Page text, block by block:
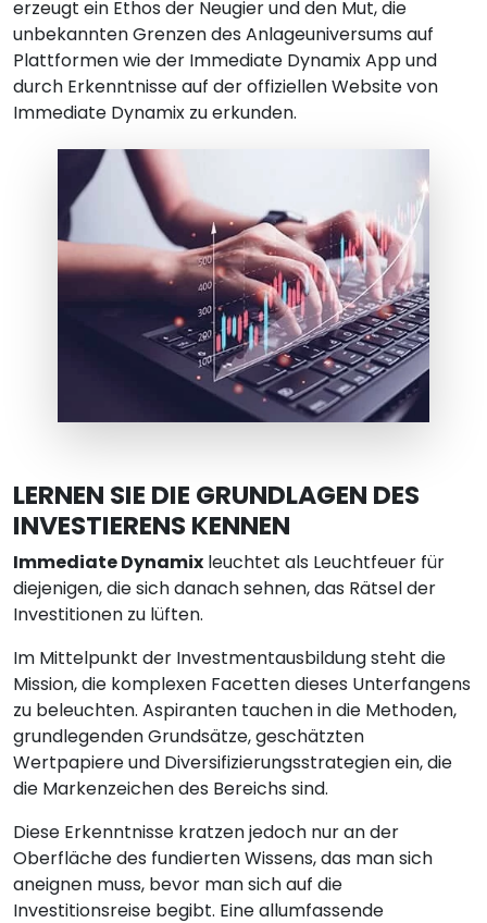
erzeugt ein Ethos der Neugier und den Mut, die
unbekannten Grenzen des Anlageuniversums auf
Plattformen wie der Immediate Dynamix App und
durch Erkenntnisse auf der offiziellen Website von
Immediate Dynamix zu erkunden.
LERNEN SIE DIE GRUNDLAGEN DES
INVESTIERENS KENNEN
Immediate Dynamix leuchtet als Leuchtfeuer für
diejenigen, die sich danach sehnen, das Rätsel der
Investitionen zu lüften.
Im Mittelpunkt der Investmentausbildung steht die
Mission, die komplexen Facetten dieses Unterfangens
zu beleuchten. Aspiranten tauchen in die Methoden,
grundlegenden Grundsätze, geschätzten
Wertpapiere und Diversifizierungsstrategien ein, die
die Markenzeichen des Bereichs sind.
Diese Erkenntnisse kratzen jedoch nur an der
Oberfläche des fundierten Wissens, das man sich
aneignen muss, bevor man sich auf die
Investitionsreise begibt. Eine allumfassende